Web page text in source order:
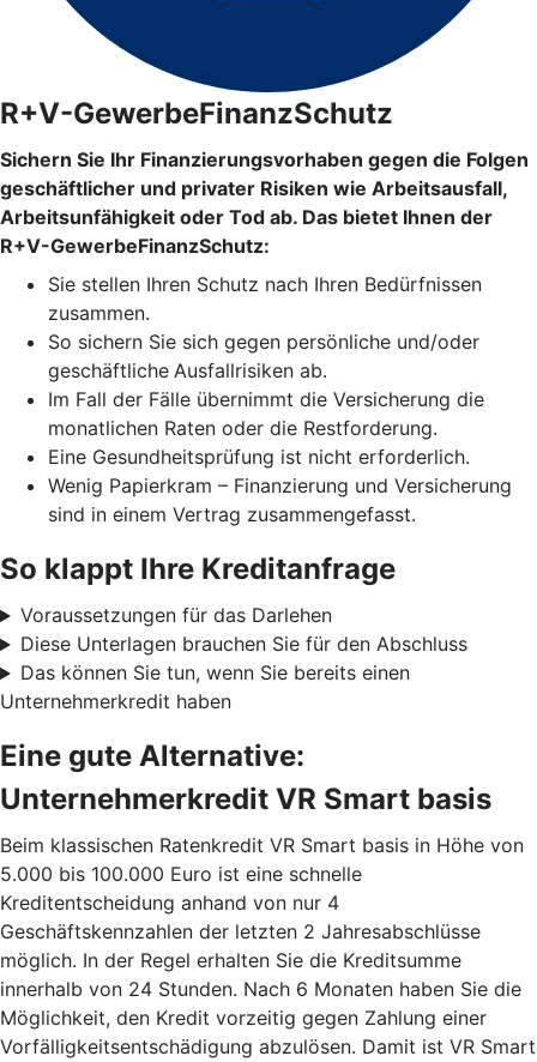
R+V-GewerbeFinanzSchutz
Sichern Sie Ihr Finanzierungsvorhaben gegen die Folgen
geschäftlicher und privater Risiken wie Arbeitsausfall,
Arbeitsunfähigkeit oder Tod ab. Das bietet Ihnen der
R+V-GewerbeFinanzSchutz:
Sie stellen Ihren Schutz nach Ihren Bedürfnissen
zusammen.
So sichern Sie sich gegen persönliche und/oder
geschäftliche Ausfallrisiken ab.
Im Fall der Fälle übernimmt die Versicherung die
monatlichen Raten oder die Restforderung.
Eine Gesundheitsprüfung ist nicht erforderlich.
Wenig Papierkram – Finanzierung und Versicherung
sind in einem Vertrag zusammengefasst.
So klappt Ihre Kreditanfrage
Voraussetzungen für das Darlehen
Diese Unterlagen brauchen Sie für den Abschluss
Das können Sie tun, wenn Sie bereits einen
Unternehmerkredit haben
Eine gute Alternative:
Unternehmerkredit VR Smart basis
Beim klassischen Ratenkredit VR Smart basis in Höhe von
5.000 bis 100.000 Euro ist eine schnelle
Kreditentscheidung anhand von nur 4
Geschäftskennzahlen der letzten 2 Jahresabschlüsse
möglich. In der Regel erhalten Sie die Kreditsumme
innerhalb von 24 Stunden. Nach 6 Monaten haben Sie die
Möglichkeit, den Kredit vorzeitig gegen Zahlung einer
Vorfälligkeitsentschädigung abzulösen. Damit ist VR Smart